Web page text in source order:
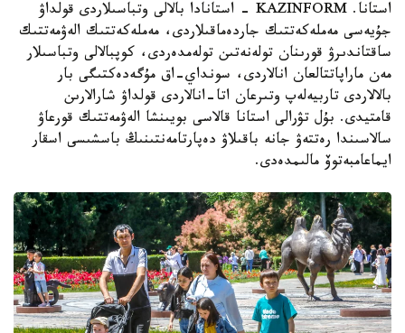
استانا. KAZINFORM - استانادا بالالى وتباسىلاردى قولداۋ
جۇيەسى مەملەكەتتىك جاردەماقىلاردى، مەملەكەتتىك الەۋمەتتىك
ساقتاندىرۋ قورىنان تولەنەتىن تولەمدەردى، كوپبالالى وتباسىلار
مەن ماراپاتتالعان انالاردى، سونداي-اق مۇگەدەكتىگى بار
بالالاردى تاربيەلەپ وتىرعان اتا-انالاردى قولداۋ شارالارىن
قامتيدى. بۇل تۋرالى استانا قالاسى بويىنشا الەۋمەتتىك قورعاۋ
سالاسىندا رەتتەۋ جانە باقىلاۋ دەپارتامەنتىنىڭ باسشىسى اسقار
ايماعامبەتوۆ مالىمدەدى.